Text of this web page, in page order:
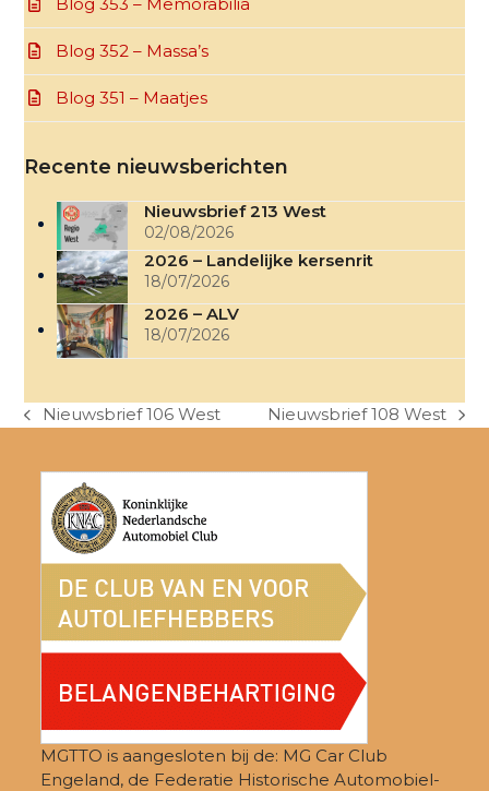
Blog 353 – Memorabilia
Blog 352 – Massa’s
Blog 351 – Maatjes
Recente nieuwsberichten
Nieuwsbrief 213 West
02/08/2026
2026 – Landelijke kersenrit
18/07/2026
2026 – ALV
18/07/2026
previous
Nieuwsbrief 106 West
next
Nieuwsbrief 108 West
MGTTO is aangesloten bij de: MG Car Club
Engeland, de Federatie Historische Automobiel-